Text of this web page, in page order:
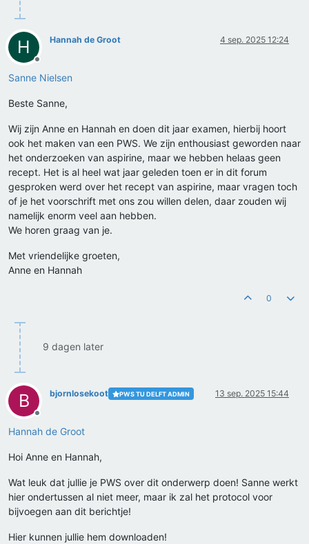
H
Offline
Hannah de Groot 4 sep. 2025 12:24
Sanne Nielsen
Beste Sanne,
Wij zijn Anne en Hannah en doen dit jaar examen, hierbij hoort
ook het maken van een PWS. We zijn enthousiast geworden naar
het onderzoeken van aspirine, maar we hebben helaas geen
recept. Het is al heel wat jaar geleden toen er in dit forum
gesproken werd over het recept van aspirine, maar vragen toch
of je het voorschrift met ons zou willen delen, daar zouden wij
namelijk enorm veel aan hebben.
We horen graag van je.
Met vriendelijke groeten,
Anne en Hannah
0
9 dagen later
B
Offline
bjornlosekoot PWS TU DELFT ADMIN 13 sep. 2025 15:44
Hannah de Groot
Hoi Anne en Hannah,
Wat leuk dat jullie je PWS over dit onderwerp doen! Sanne werkt
hier ondertussen al niet meer, maar ik zal het protocol voor
bijvoegen aan dit berichtje!
Hier kunnen jullie hem downloaden!